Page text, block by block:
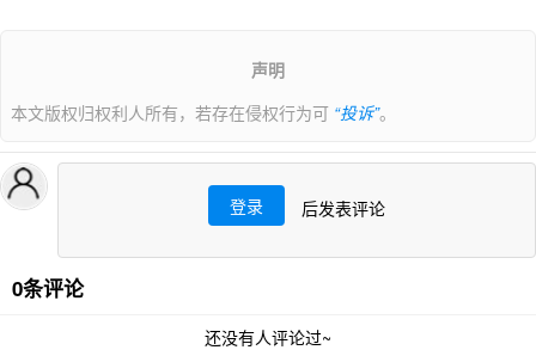
声明
本文版权归权利人所有，若存在侵权行为可 “投诉”。
登录 后发表评论
0条评论
还没有人评论过~